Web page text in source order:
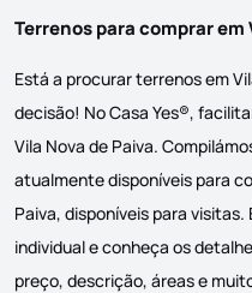
Terrenos para comprar em
Está a procurar terrenos em
decisão! No Casa Yes®,
Vila Nova de Paiva.
atualmente disponíveis para
Paiva, disponíveis para
individual e conheça os
preço, descrição, áreas e